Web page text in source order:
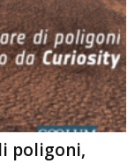
poligoni,